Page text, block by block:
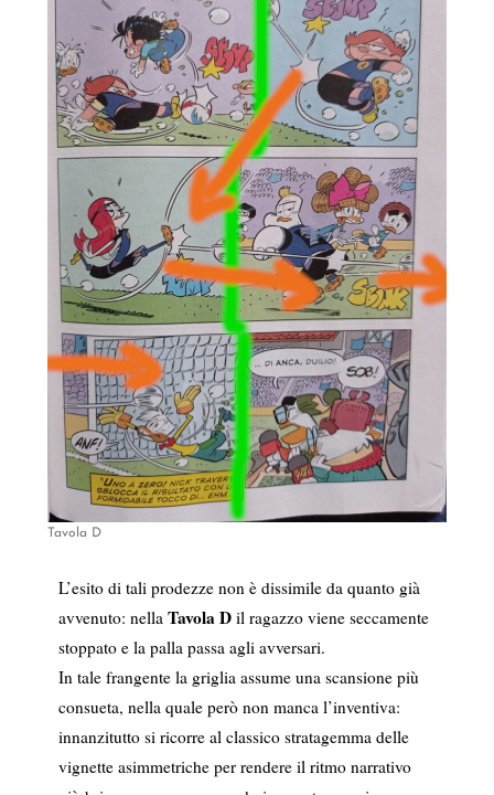
Tavola D
L’esito di tali prodezze non è dissimile da quanto già
avvenuto: nella Tavola Dil ragazzo viene seccamente
stoppato e la palla passa agli avversari.
In tale frangente la griglia assume una scansione più
consueta, nella quale però non manca l’inventiva:
innanzitutto si ricorre al classico stratagemma delle
vignette asimmetriche per rendere il ritmo narrativo